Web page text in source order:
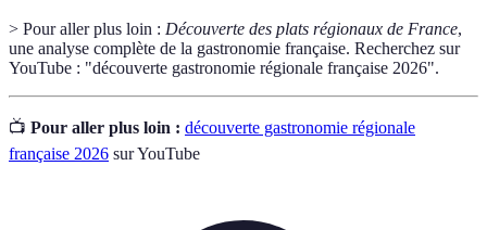
> Pour aller plus loin : Découverte des plats régionaux de France,
une analyse complète de la gastronomie française. Recherchez sur
YouTube : "découverte gastronomie régionale française 2026".
📺 Pour aller plus loin : découverte gastronomie régionale
française 2026 sur YouTube